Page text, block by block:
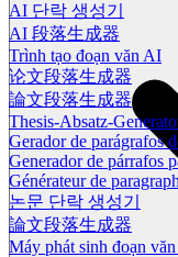
AI 단락 생성기
AI 段落生成器
Trình tạo đoạn văn AI
论文段落生成器
論文段落生成器
Thesis-Absatz-
Gerador de parágrafos
Generador de párrafos
Générateur de
논문 단락 생성기
論文段落生成器
Máy phát sinh đoạn